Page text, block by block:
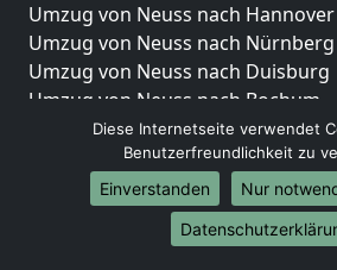
Umzug von Neuss nach Hannover
Umzug von Neuss nach Nürnberg
Umzug von Neuss nach Duisburg
Umzug von Neuss nach Bochum
Umzug von Neuss nach
Umzug von Neuss nach Bielefeld
Umzug von Neuss nach Bonn
Umzug von Neuss nach Münster
Diese Internetseite verwendet
Benutzerfreundlichkeit zu
Einverstanden
Nur